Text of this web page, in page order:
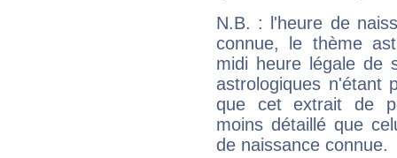
N.B. : l'heure de
connue, le thème
midi heure légale de
astrologiques n'étant
que cet extrait de
moins détaillé que
de naissance connue.